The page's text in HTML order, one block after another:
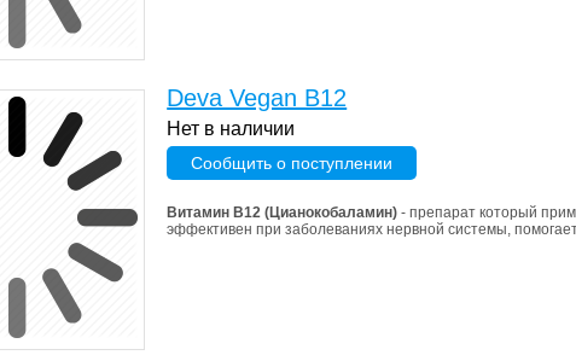
Deva Vegan B12
Нет в наличии
Сообщить о поступлении
Витамин B12 (Цианокобаламин) - препарат который
эффективен при заболеваниях нервной системы,